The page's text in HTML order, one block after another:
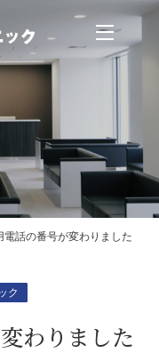
電話の番号が変わりました
ク
わりました